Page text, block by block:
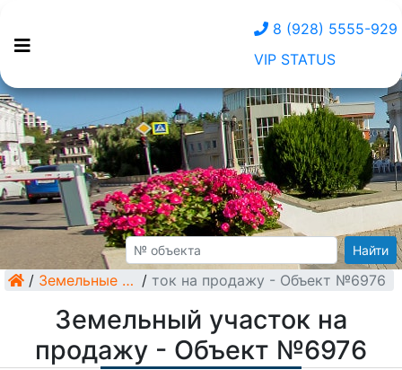
8 (928) 5555-929
VIP STATUS
Найти
/ Земельные участки /
Земельный участок на продажу - Объект №6976
Земельный участок на
продажу - Объект №6976